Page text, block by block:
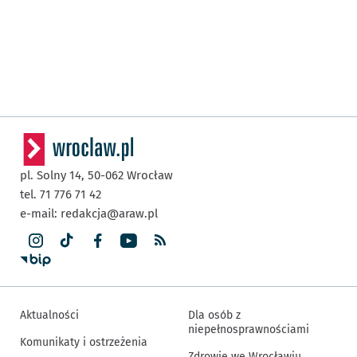
pl. Solny 14, 50-062 Wrocław
tel. 71 776 71 42
e-mail: redakcja@araw.pl
Aktualności
Komunikaty i ostrzeżenia
Dla osób z
niepełnosprawnościami